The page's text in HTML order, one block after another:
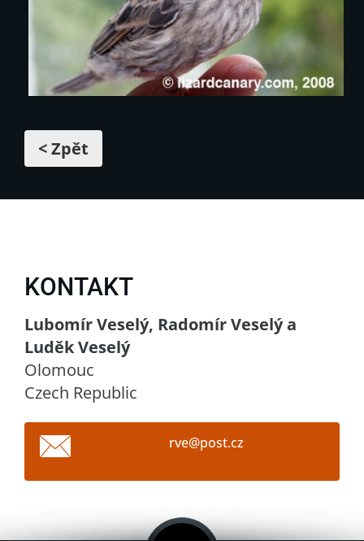
< Zpět
KONTAKT
Lubomír Veselý, Radomír Veselý a
Luděk Veselý
Olomouc
Czech Republic
rve@post.cz